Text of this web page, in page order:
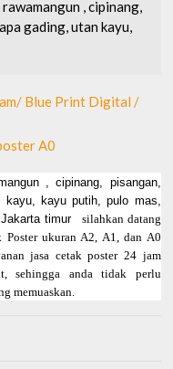
, cipinang,
gading, utan kayu,
Blue Print Digital /
A0
, cipinang, pisangan,
kayu, kayu putih, pulo mas,
timur
silahkan datang
Poster ukuran A2, A1, dan A0
jasa cetak poster 24 jam
sehingga anda tidak perlu
memuaskan.